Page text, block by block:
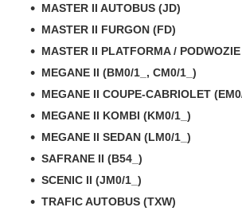
MASTER II AUTOBUS (JD)
MASTER II FURGON (FD)
MASTER II PLATFORMA /
MEGANE II (BM0/1_, CM0/1_)
MEGANE II COUPE-CABRIOLET
MEGANE II KOMBI (KM0/1_)
MEGANE II SEDAN (LM0/1_)
SAFRANE II (B54_)
SCENIC II (JM0/1_)
TRAFIC AUTOBUS (TXW)